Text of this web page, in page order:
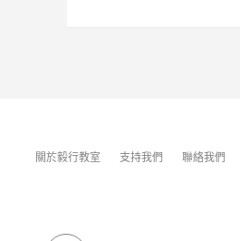
關於毅行教室 支持我們 聯絡我們